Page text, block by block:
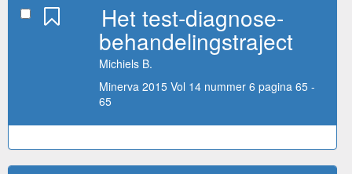
Het test-diagnose-
behandelingstraject
Michiels B.
Minerva 2015 Vol 14 nummer 6 pagina 65 -
65